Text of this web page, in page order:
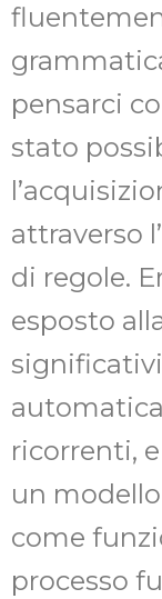
pensarci
stato
attraverso
di regole.
esposto
ricorrenti,
un
come
processo